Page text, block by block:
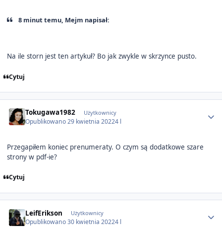
8 minut temu, Mejm napisał:
Na ile storn jest ten artykuł? Bo jak zwykle w skrzynce pusto.
Cytuj
Tokugawa1982 Użytkownicy
Opublikowano29 kwietnia 20224 l
Przegapiłem koniec prenumeraty. O czym są dodatkowe szare
strony w pdf-ie?
Cytuj
LeifErikson Użytkownicy
Opublikowano30 kwietnia 20224 l